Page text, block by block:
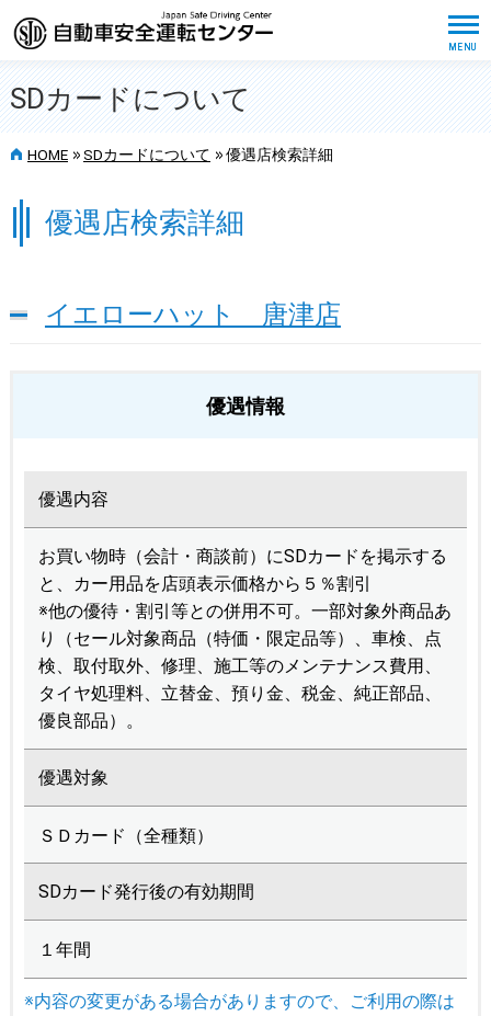
SDカードについて
HOME >> SDカードについて >> 優遇店検索詳細
優遇店検索詳細
イエローハット 唐津店
優遇情報
優遇内容
お買い物時（会計・商談前）にSDカードを掲示する
と、カー用品を店頭表示価格から５％割引
※他の優待・割引等との併用不可。一部対象外商品あ
り（セール対象商品（特価・限定品等）、車検、点
検、取付取外、修理、施工等のメンテナンス費用、
タイヤ処理料、立替金、預り金、税金、純正部品、
優良部品）。
優遇対象
ＳＤカード（全種類）
SDカード発行後の有効期間
１年間
※内容の変更がある場合がありますので、ご利用の際は